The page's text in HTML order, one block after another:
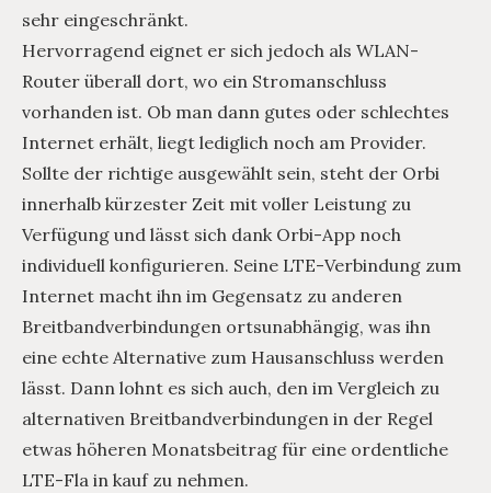
sehr eingeschränkt.
Hervorragend eignet er sich jedoch als WLAN-
Router überall dort, wo ein Stromanschluss
vorhanden ist. Ob man dann gutes oder schlechtes
Internet erhält, liegt lediglich noch am Provider.
Sollte der richtige ausgewählt sein, steht der Orbi
innerhalb kürzester Zeit mit voller Leistung zu
Verfügung und lässt sich dank Orbi-App noch
individuell konfigurieren. Seine LTE-Verbindung zum
Internet macht ihn im Gegensatz zu anderen
Breitbandverbindungen ortsunabhängig, was ihn
eine echte Alternative zum Hausanschluss werden
lässt. Dann lohnt es sich auch, den im Vergleich zu
alternativen Breitbandverbindungen in der Regel
etwas höheren Monatsbeitrag für eine ordentliche
LTE-Fla in kauf zu nehmen.